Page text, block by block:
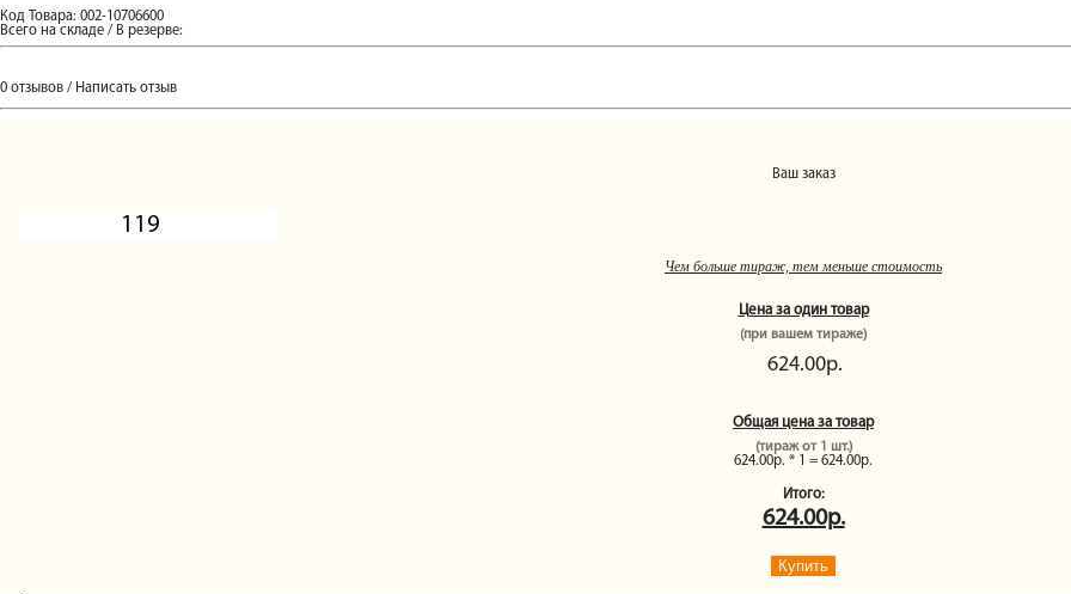
Код Товара: 002-10706600
Всего на складе / В резерве:
0 отзывов / Написать отзыв
Ваш заказ
Чем больше тираж, тем меньше стоимость
Цена за один товар
(при вашем тираже)
624.00р.
Общая цена за товар
(тираж от 1 шт.)
624.00р. * 1 = 624.00р.
Итого:
624.00р.
Купить